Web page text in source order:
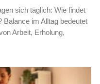
sich täglich: Wie findet
Balance im Alltag bedeutet
Arbeit, Erholung,